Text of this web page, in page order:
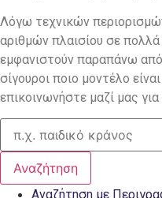
Λόγω τεχνικών
αριθμών πλαισίου σε
εμφανιστούν παραπάνω
σίγουροι ποιο μοντέλο
επικοινωνήστε μαζί μας
Αναζήτηση
Αναζήτηση με